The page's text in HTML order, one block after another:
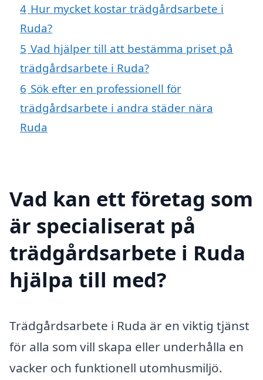
4 Hur mycket kostar trädgårdsarbete i
Ruda?
5 Vad hjälper till att bestämma priset på
trädgårdsarbete i Ruda?
6 Sök efter en professionell för
trädgårdsarbete i andra städer nära
Ruda
Vad kan ett företag som
är specialiserat på
trädgårdsarbete i Ruda
hjälpa till med?
Trädgårdsarbete i Ruda är en viktig tjänst
för alla som vill skapa eller underhålla en
vacker och funktionell utomhusmiljö.